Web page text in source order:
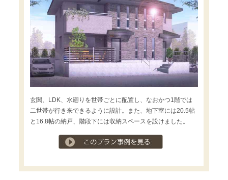
玄関、LDK、水廻りを世帯ごとに配置し、なおかつ1階では
二世帯が行き来できるように設計。また、地下室には20.5帖
と16.8帖の納戸、階段下には収納スペースを設けました。